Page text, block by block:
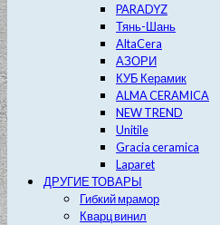
PARADYZ
Тянь-Шань
AltaCera
АЗОРИ
КУБ Керамик
ALMA CERAMICA
NEW TREND
Unitile
Gracia ceramica
Laparet
ДРУГИЕ ТОВАРЫ
Гибкий мрамор
Кварц винил